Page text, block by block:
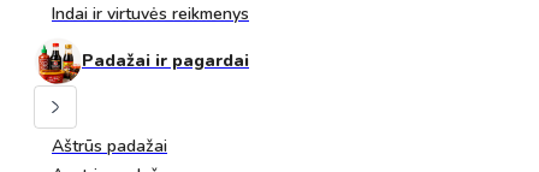
Indai ir virtuvės reikmenys
Padažai ir pagardai
Aštrūs padažai